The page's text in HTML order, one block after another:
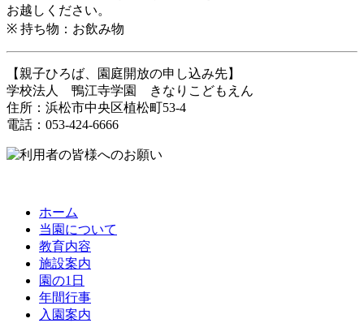
お越しください。
※ 持ち物：お飲み物
【親子ひろば、園庭開放の申し込み先】
学校法人 鴨江寺学園 きなりこどもえん
住所：浜松市中央区植松町53-4
電話：053-424-6666
ホーム
当園について
教育内容
施設案内
園の1日
年間行事
入園案内